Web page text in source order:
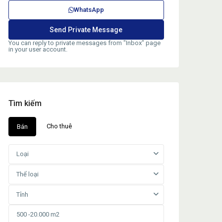
xưởng cho thuê kcn tân tạo
WhatsApp
You can reply to private messages from "Inbox" page
in your user account.
Tìm kiếm
Bán Cho thuê
Loại
Thể loại
Tỉnh